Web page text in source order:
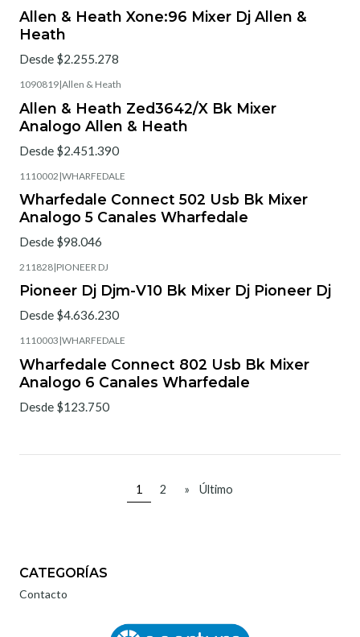
Allen & Heath Xone:96 Mixer Dj Allen &
Heath
Desde $2.255.278
1090819|Allen & Heath
Allen & Heath Zed3642/X Bk Mixer
Analogo Allen & Heath
Desde $2.451.390
1110002 |WHARFEDALE
Wharfedale Connect 502 Usb Bk Mixer
Analogo 5 Canales Wharfedale
Desde $98.046
211828|PIONEER DJ
Pioneer Dj Djm-V10 Bk Mixer Dj Pioneer Dj
Desde $4.636.230
1110003 |WHARFEDALE
Wharfedale Connect 802 Usb Bk Mixer
Analogo 6 Canales Wharfedale
Desde $123.750
1 2 » Último
CATEGORÍAS
Contacto